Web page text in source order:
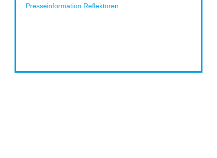
Presseinformation Reflektoren